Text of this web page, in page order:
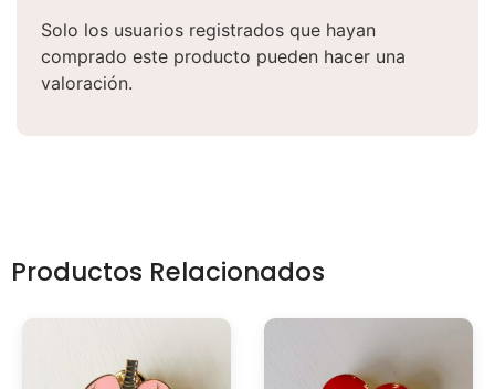
Solo los usuarios registrados que hayan
comprado este producto pueden hacer una
valoración.
Productos Relacionados